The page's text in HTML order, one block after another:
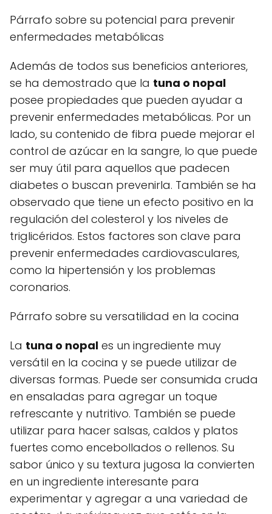
Párrafo sobre su potencial para prevenir
enfermedades metabólicas
Además de todos sus beneficios anteriores,
se ha demostrado que la tuna o nopal
posee propiedades que pueden ayudar a
prevenir enfermedades metabólicas. Por un
lado, su contenido de fibra puede mejorar el
control de azúcar en la sangre, lo que puede
ser muy útil para aquellos que padecen
diabetes o buscan prevenirla. También se ha
observado que tiene un efecto positivo en la
regulación del colesterol y los niveles de
triglicéridos. Estos factores son clave para
prevenir enfermedades cardiovasculares,
como la hipertensión y los problemas
coronarios.
Párrafo sobre su versatilidad en la cocina
La tuna o nopal es un ingrediente muy
versátil en la cocina y se puede utilizar de
diversas formas. Puede ser consumida cruda
en ensaladas para agregar un toque
refrescante y nutritivo. También se puede
utilizar para hacer salsas, caldos y platos
fuertes como encebollados o rellenos. Su
sabor único y su textura jugosa la convierten
en un ingrediente interesante para
experimentar y agregar a una variedad de